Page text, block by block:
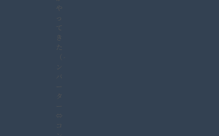
や
っ
て
き
た
（イ
ン
バ
ー
タ
ー
⇔
コ